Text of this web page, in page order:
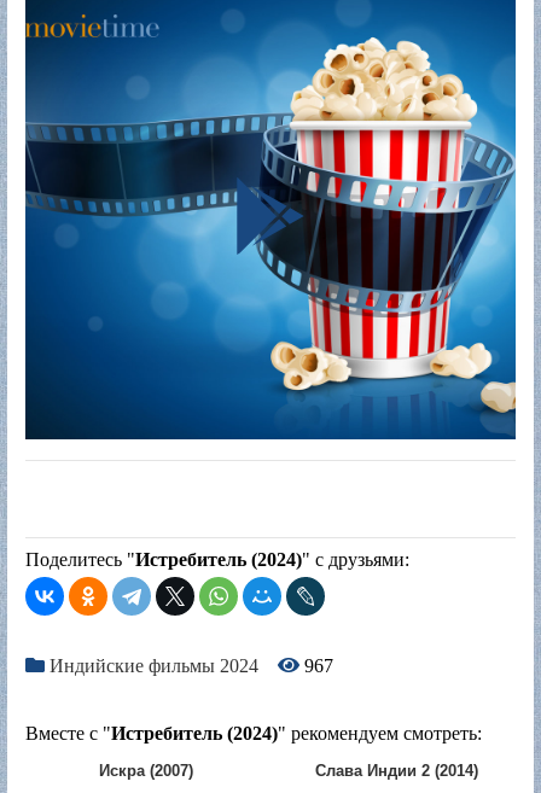
Поделитесь "Истребитель (2024)" с друзьями:
Индийские фильмы 2024 967
Вместе с "Истребитель (2024)" рекомендуем смотреть:
Искра (2007) Слава Индии 2 (2014)